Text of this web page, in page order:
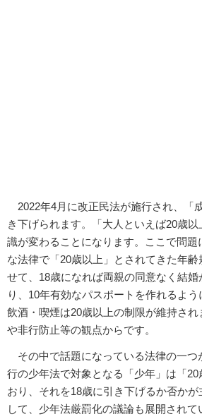
2022年4月に改正民法が施行され、「
き下げられます。「大人といえば20歳
識が変わることになります。ここで問題
な法律で「20歳以上」とされてきた年
せて、18歳になれば両親の同意なく結
り、10年有効なパスポートを作れるよう
飲酒・喫煙は20歳以上の制限が維持さ
や非行防止等の観点からです。
その中で話題になっている法律の一つ
行の少年法で対象となる「少年」は「
おり、それを18歳に引き下げるか否か
して、少年法厳罰化の議論も展開され